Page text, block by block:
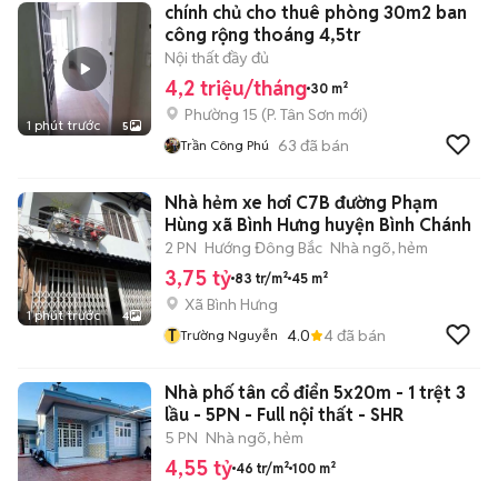
1 phút trước 5
chính chủ cho thuê phòng 30m2 ban
công rộng thoáng 4,5tr
Nội thất đầy đủ
4,2 triệu/tháng 30 m²
Phường 15 (P. Tân Sơn mới)
Trần Công Phú 63 đã bán
1 phút trước 4
Nhà hẻm xe hơi C7B đường Phạm
Hùng xã Bình Hưng huyện Bình Chánh
2 PN Hướng Đông Bắc Nhà ngõ, hẻm
3,75 tỷ 83 tr/m² 45 m²
Xã Bình Hưng
T Trường Nguyễn 4.0 4đã bán
Nhà phố tân cổ điển 5x20m - 1 trệt 3
lầu - 5PN - Full nội thất - SHR
5 PN Nhà ngõ, hẻm
4,55 tỷ 46 tr/m² 100 m²